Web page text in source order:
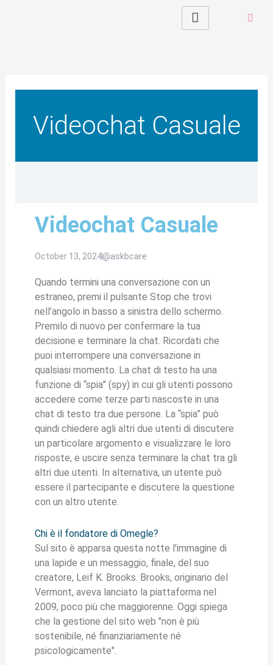
Videochat Casuale
Videochat Casuale
October 13, 2024@askbcare
Quando termini una conversazione con un
estraneo, premi il pulsante Stop che trovi
nell’angolo in basso a sinistra dello schermo.
Premilo di nuovo per confermare la tua
decisione e terminare la chat. Ricordati che
puoi interrompere una conversazione in
qualsiasi momento. La chat di testo ha una
funzione di “spia” (spy) in cui gli utenti possono
accedere come terze parti nascoste in una
chat di testo tra due persone. La “spia” può
quindi chiedere agli altri due utenti di discutere
un particolare argomento e visualizzare le loro
risposte, e uscire senza terminare la chat tra gli
altri due utenti. In alternativa, un utente può
essere il partecipante e discutere la questione
con un altro utente.
Chi è il fondatore di Omegle?
Sul sito è apparsa questa notte l'immagine di
una lapide e un messaggio, finale, del suo
creatore, Leif K. Brooks. Brooks, originario del
Vermont, aveva lanciato la piattaforma nel
2009, poco più che maggiorenne. Oggi spiega
che la gestione del sito web "non è più
sostenibile, né finanziariamente né
psicologicamente".